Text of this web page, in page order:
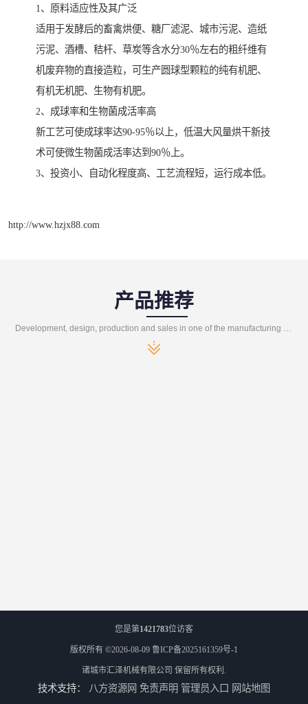
1、原料适应性及其广泛
适用于发酵后的畜禽烘便、糖厂滤泥、城市污泥、造纸
污泥、酒槽、秸杆、草炭等含水分30％左右的粗纤维有
机废弃物的直接造粒，可生产圆球型颗粒的纯有机肥、
有机无机肥、生物有机肥。
2、成球率和生物菌成活率高
新工艺可使成球率达90-95％以上，低温大风量烘干新技
术可使微生物菌成活率达到90％上。
3、投资小、自动化程度高、工艺流程短，运行成本低。
http://www.hzjx88.com
产品推荐
您是第1421783位访客
版权所有 ©2026-08-09 鲁ICP备2025161359号-1
诸城市汇泽机械有限公司 保留所有权利.
技术支持： 八方资源网 免责声明 管理员入口 网站地图